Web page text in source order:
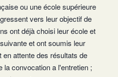
ou une école supérieure
vers leur objectif de
ont déjà choisi leur école et
et ont soumis leur
attente des résultats de
la convocation a l'entretien ;